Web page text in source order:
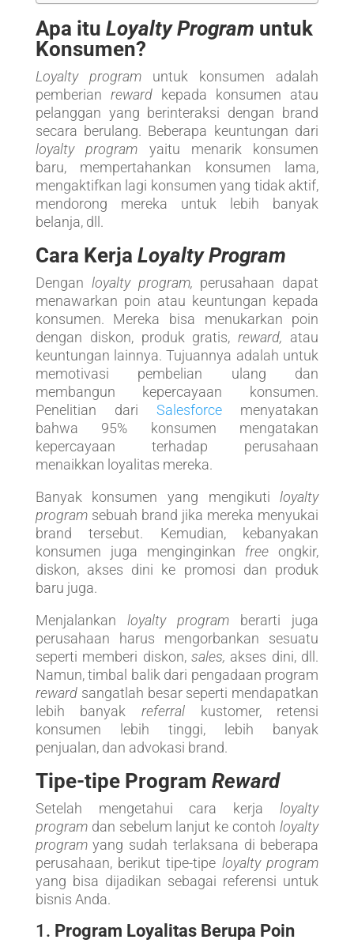
Apa itu Loyalty Program untuk
Konsumen?
Loyalty programuntuk konsumen adalah
pemberian rewardkepada konsumen atau
pelanggan yang berinteraksi dengan brand
secara berulang. Beberapa keuntungan dari
loyalty program yaitu menarik konsumen
baru, mempertahankan konsumen lama,
mengaktifkan lagi konsumen yang tidak aktif,
mendorong mereka untuk lebih banyak
belanja, dll.
Cara Kerja Loyalty Program
Dengan loyalty program, perusahaan dapat
menawarkan poin atau keuntungan kepada
konsumen. Mereka bisa menukarkan poin
dengan diskon, produk gratis,reward, atau
keuntungan lainnya. Tujuannya adalah untuk
memotivasi pembelian ulang dan
membangun kepercayaan konsumen.
Penelitian dari Salesforce menyatakan
bahwa 95% konsumen mengatakan
kepercayaan terhadap perusahaan
menaikkan loyalitas mereka.
Banyak konsumen yang mengikutiloyalty
programsebuah brand jika mereka menyukai
brand tersebut. Kemudian, kebanyakan
konsumen juga menginginkan freeongkir,
diskon, akses dini ke promosi dan produk
baru juga.
Menjalankan loyalty program berarti juga
perusahaan harus mengorbankan sesuatu
seperti memberi diskon, sales, akses dini, dll.
Namun, timbal balik dari pengadaan program
reward sangatlah besar seperti mendapatkan
lebih banyak referral kustomer, retensi
konsumen lebih tinggi, lebih banyak
penjualan, dan advokasi brand.
Tipe-tipe Program Reward
Setelah mengetahui cara kerjaloyalty
programdan sebelum lanjut ke contohloyalty
programyang sudah terlaksana di beberapa
perusahaan, berikut tipe-tipe loyalty program
yang bisa dijadikan sebagai referensi untuk
bisnis Anda.
1. Program Loyalitas Berupa Poin